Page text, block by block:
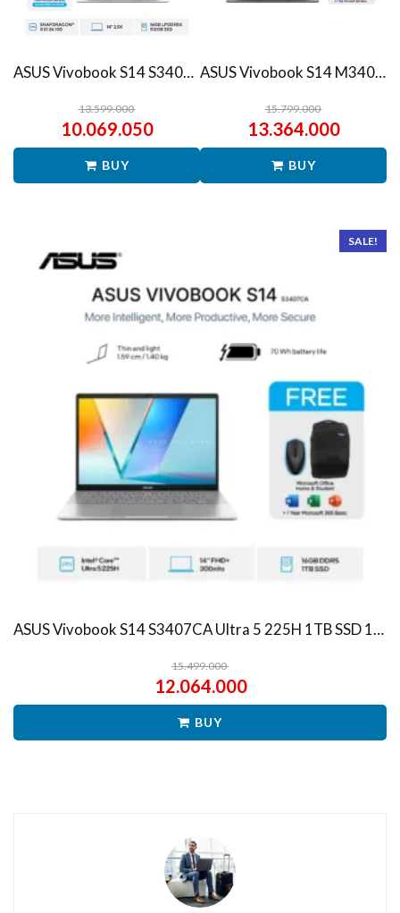
ASUS Vivobook S14 S3407QA – IPSP151M – Matte Gray
13.599.000
10.069.050
BUY
ASUS Vivobook S14 M3407HA Ryzen 7 260 1TB SSD 16GB WUXGA IPS Win11+OHS
15.799.000
13.364.000
BUY
SALE!
ASUS Vivobook S14 S3407CA Ultra 5 225H 1TB SSD 16GB WUXGA IPS Win11+OHS
15.499.000
12.064.000
BUY